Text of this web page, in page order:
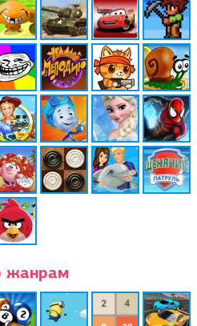
жанрам